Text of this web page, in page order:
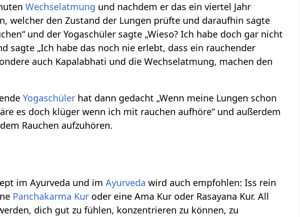
Wechselatmung und nachdem er das ein viertel Jahr
welcher den Zustand der Lungen prüfte und daraufhin sagte
und der Yogaschüler sagte „Wieso? Ich habe doch gar nicht
sagte „Ich habe das noch nie erlebt, dass ein rauchender
auch Kapalabhati und die Wechselatmung, machen den
Yogaschüler hat dann gedacht „Wenn meine Lungen schon
es doch klüger wenn ich mit rauchen aufhöre“ und außerdem
Rauchen aufzuhören.
im Ayurveda und imAyurveda wird auch empfohlen: Iss rein
Panchakarma Kur oder eine Ama Kur oder Rasayana Kur. All
dich gut zu fühlen, konzentrieren zu können, zu